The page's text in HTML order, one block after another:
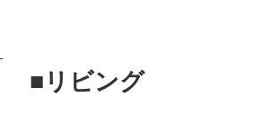
■リビング